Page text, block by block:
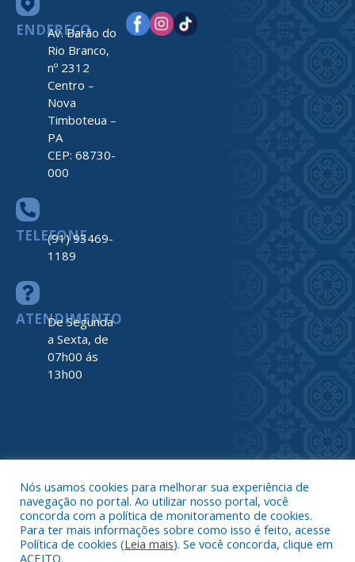
ENDEREÇO
Av. Barão do
Rio Branco,
nº 2312
Centro –
Nova
Timboteua –
PA
CEP: 68730-
000
TELEFONE
(91) 93469-
1189
ATENDIMENTO
De Segunda
a Sexta, de
07h00 ás
13h00
Acessar
Nós usamos cookies para melhorar sua experiência de
navegação no portal. Ao utilizar nosso portal, você
concorda com a política de monitoramento de cookies.
Para ter mais informações sobre como isso é feito, acesse
Política de cookies (Leia mais). Se você concorda, clique em
ACEITO.